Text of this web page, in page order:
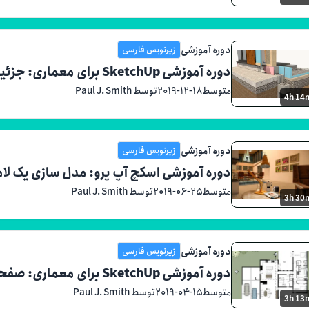
4h
دوره آموزشی زیرنویس فارسی
دوره آموزشی SketchUp برای معماری: جزئیات
متوسط۲۰۱۹-۱۲-۱۸توسط Paul J. Smith
3h
دوره آموزشی زیرنویس فارسی
دوره آموزشی اسکچ آپ پرو: مدل سازی یک
متوسط۲۰۱۹-۰۶-۲۵توسط Paul J. Smith
3h
دوره آموزشی زیرنویس فارسی
دوره آموزشی SketchUp برای معماری: صفحه آرایی
متوسط۲۰۱۹-۰۴-۱۵توسط Paul J. Smith